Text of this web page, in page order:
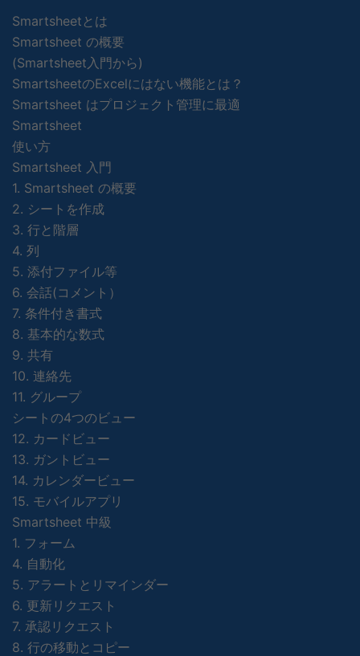
Smartsheetとは
Smartsheet の概要
(Smartsheet入門から)
SmartsheetのExcelにはない機能とは？
Smartsheet はプロジェクト管理に最適
Smartsheet
使い方
Smartsheet 入門
1. Smartsheet の概要
2. シートを作成
3. 行と階層
4. 列
5. 添付ファイル等
6. 会話(コメント）
7. 条件付き書式
8. 基本的な数式
9. 共有
10. 連絡先
11. グループ
シートの4つのビュー
12. カードビュー
13. ガントビュー
14. カレンダービュー
15. モバイルアプリ
Smartsheet 中級
1. フォーム
4. 自動化
5. アラートとリマインダー
6. 更新リクエスト
7. 承認リクエスト
8. 行の移動とコピー